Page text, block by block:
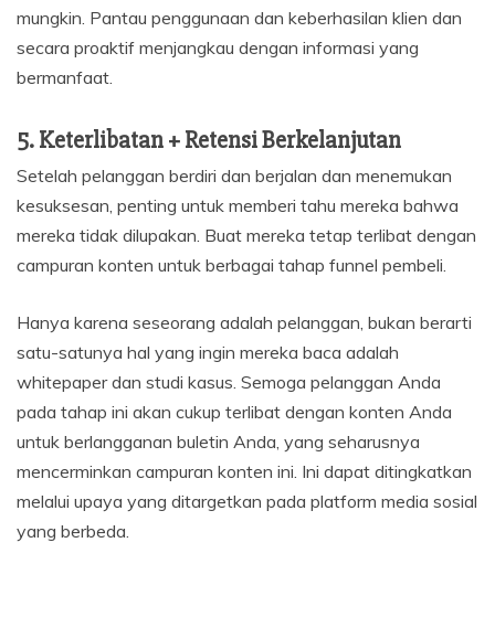
mungkin. Pantau penggunaan dan keberhasilan klien dan
secara proaktif menjangkau dengan informasi yang
bermanfaat.
5. Keterlibatan + Retensi Berkelanjutan
Setelah pelanggan berdiri dan berjalan dan menemukan
kesuksesan, penting untuk memberi tahu mereka bahwa
mereka tidak dilupakan. Buat mereka tetap terlibat dengan
campuran konten untuk berbagai tahap funnel pembeli.
Hanya karena seseorang adalah pelanggan, bukan berarti
satu-satunya hal yang ingin mereka baca adalah
whitepaper dan studi kasus. Semoga pelanggan Anda
pada tahap ini akan cukup terlibat dengan konten Anda
untuk berlangganan buletin Anda, yang seharusnya
mencerminkan campuran konten ini. Ini dapat ditingkatkan
melalui upaya yang ditargetkan pada platform media sosial
yang berbeda.